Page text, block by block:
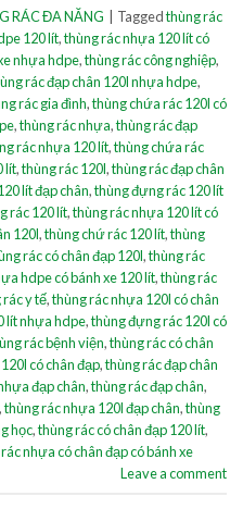
RÁC ĐA NĂNG Taggedthùng rác
120 lít,thùng rác nhựa 120 lít có
nhựa hdpe,thùng rác công nghiệp,
rác đạp chân 120l nhựa hdpe,
rác gia đình,thùng chứa rác 120l có
,thùng rác nhựa,thùng rác đạp
rác nhựa 120 lít,thùng chứa rác
lít,thùng rác 120l,thùng rác đạp chân
lít đạp chân,thùng đựng rác 120 lít
rác 120 lít,thùng rác nhựa 120 lít có
120l,thùng chứ rác 120 lít,thùng
rác có chân đạp 120l,thùng rác
hdpe có bánh xe 120 lít,thùng rác
y tế,thùng rác nhựa 120l có chân
lít nhựa hdpe,thùng đựng rác 120l có
rác bệnh viện,thùng rác có chân
có chân đạp,thùng rác đạp chân
đạp chân,thùng rác đạp chân,
,thùng rác nhựa 120l đạp chân,thùng
học,thùng rác có chân đạp 120 lít,
nhựa có chân đạp có bánh xe
Leave a comment